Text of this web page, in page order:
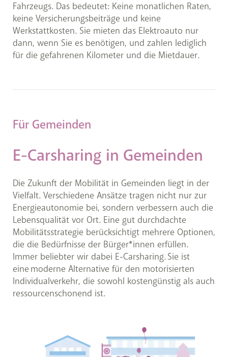
Fahrzeugs. Das bedeutet: Keine monatlichen Raten,
keine Versicherungsbeiträge und keine
Werkstattkosten. Sie mieten das Elektroauto nur
dann, wenn Sie es benötigen, und zahlen lediglich
für die gefahrenen Kilometer und die Mietdauer.
Für Gemeinden
E-Carsharing in Gemeinden
Die Zukunft der Mobilität in Gemeinden liegt in der
Vielfalt. Verschiedene Ansätze tragen nicht nur zur
Energieautonomie bei, sondern verbessern auch die
Lebensqualität vor Ort. Eine gut durchdachte
Mobilitätsstrategie berücksichtigt mehrere Optionen,
die die Bedürfnisse der Bürger*innen erfüllen.
Immer beliebter wir dabei E-Carsharing. Sie ist
eine moderne Alternative für den motorisierten
Individualverkehr, die sowohl kostengünstig als auch
ressourcenschonend ist.